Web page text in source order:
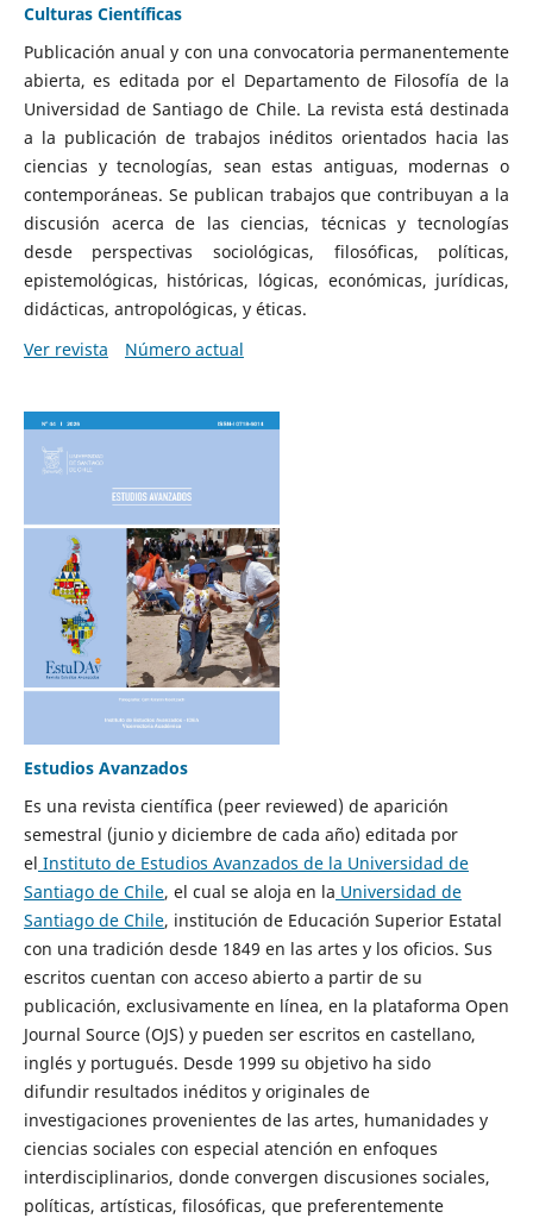
Culturas Científicas
Publicación anual y con una convocatoria permanentemente
abierta, es editada por el Departamento de Filosofía de la
Universidad de Santiago de Chile. La revista está destinada
a la publicación de trabajos inéditos orientados hacia las
ciencias y tecnologías, sean estas antiguas, modernas o
contemporáneas. Se publican trabajos que contribuyan a la
discusión acerca de las ciencias, técnicas y tecnologías
desde perspectivas sociológicas, filosóficas, políticas,
epistemológicas, históricas, lógicas, económicas, jurídicas,
didácticas, antropológicas, y éticas.
Ver revista
Número actual
Estudios Avanzados
Es una revista científica (peer reviewed) de aparición
semestral (junio y diciembre de cada año) editada por
el Instituto de Estudios Avanzados de la Universidad de
Santiago de Chile, el cual se aloja en la Universidad de
Santiago de Chile, institución de Educación Superior Estatal
con una tradición desde 1849 en las artes y los oficios. Sus
escritos cuentan con acceso abierto a partir de su
publicación, exclusivamente en línea, en la plataforma Open
Journal Source (OJS) y pueden ser escritos en castellano,
inglés y portugués. Desde 1999 su objetivo ha sido
difundir resultados inéditos y originales de
investigaciones provenientes de las artes, humanidades y
ciencias sociales con especial atención en enfoques
interdisciplinarios, donde convergen discusiones sociales,
políticas, artísticas, filosóficas, que preferentemente